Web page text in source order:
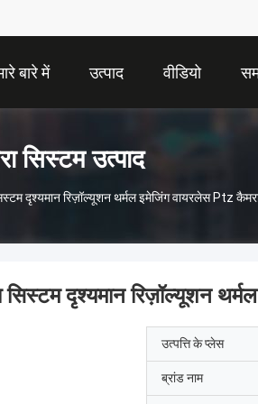
बारे में उत्पाद वीडियो
सिस्टम उत्पाद
दृश्यमान रिज़ॉल्यूशन थर्मल इमेजिंग वायरलेस Ptz
दृश्यमान रिज़ॉल्यूशन
उत्पत्ति के प्लेस
ब्रांड नाम